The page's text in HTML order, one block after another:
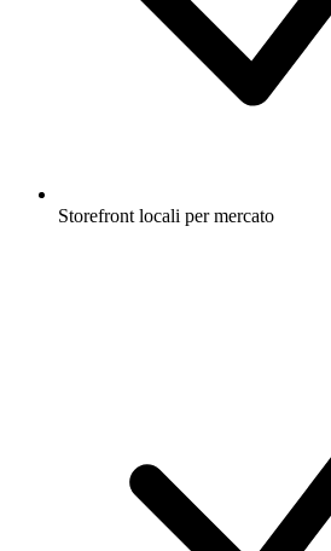
Storefront locali per mercato